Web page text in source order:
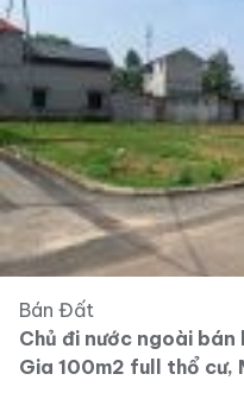
Bán Đất
Chủ đi nước ngoài
Gia 100m2 full thổ cư,